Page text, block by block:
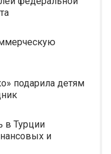
подарила детям
в Турции
и